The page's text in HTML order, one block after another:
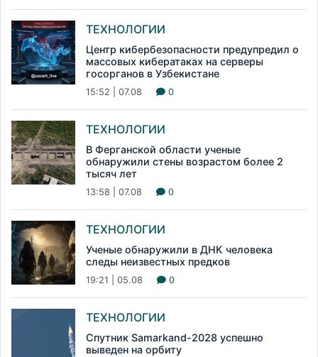
ТЕХНОЛОГИИ
Центр кибербезопасности предупредил о
массовых кибератаках на серверы
госорганов в Узбекистане
15:52 | 07.08 0
ТЕХНОЛОГИИ
В Ферганской области ученые
обнаружили стены возрастом более 2
тысяч лет
13:58 | 07.08 0
ТЕХНОЛОГИИ
Ученые обнаружили в ДНК человека
следы неизвестных предков
19:21 | 05.08 0
ТЕХНОЛОГИИ
Спутник Samarkand-2028 успешно
выведен на орбиту